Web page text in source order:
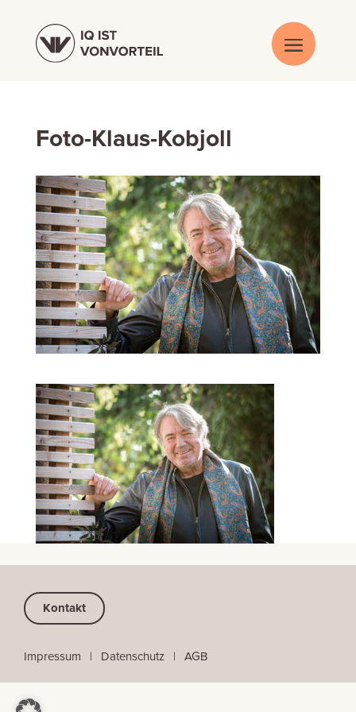
Foto-Klaus-Kobjoll
Kontakt
Impressum | Datenschutz ⠀| AGB